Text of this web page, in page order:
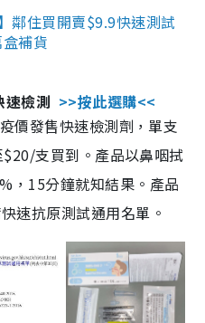
鄰住買開賣$9.9快速測試
補貨
速檢測 >>按此選購<<
價發售快速檢測劑，單支
支買到。產品以鼻咽拭
，15分鐘就知結果。產品
速抗原測試通用名單。